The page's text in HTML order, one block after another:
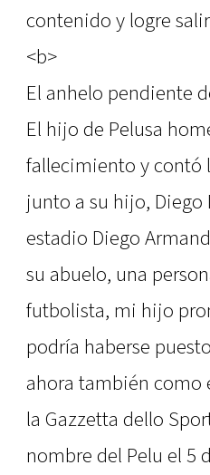
contenido y logre
<b>
El anhelo pendiente
El hijo de Pelusa
fallecimiento y contó
junto a su hijo,
estadio Diego
su abuelo, una
futbolista, mi hijo
podría haberse
ahora también como
la Gazzetta dello
nombre del Pelu el 5